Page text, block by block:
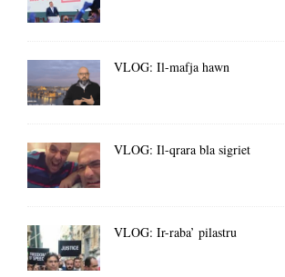
VLOG: Il-mafja hawn
VLOG: Il-qrara bla sigriet
VLOG: Ir-raba’ pilastru